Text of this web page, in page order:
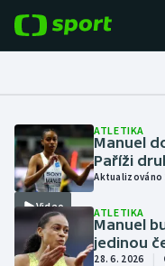
Hokej
Tenis
Atletika
Video
ATLETIKA
Manuel
Paříži
Aktualizováno
ATLETIKA
Manuel
jedinou
28. 6. 2026